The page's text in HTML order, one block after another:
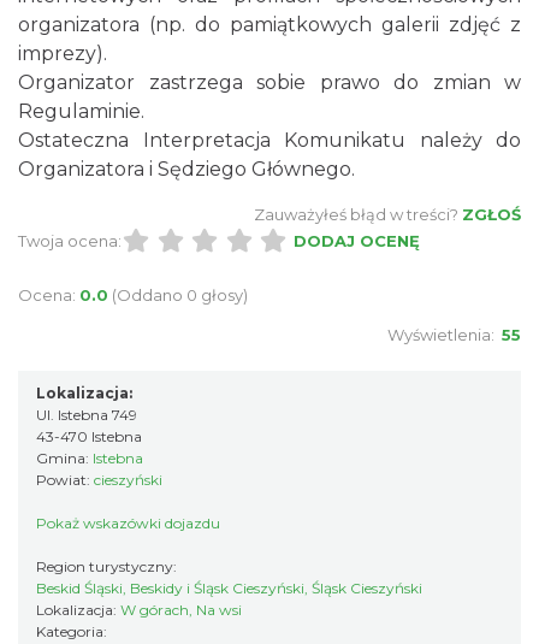
Koniaków
4.18 km
Ustanowienie Sanktuarium Matki Bożej
Frydeckiej
Jaworzynka
5.50 km
organizatora (np. do pamiątkowych galerii zdjęć z
imprezy).
Organizator zastrzega sobie prawo do zmian w
Regulaminie.
Ostateczna Interpretacja Komunikatu należy do
Organizatora i Sędziego Głównego.
Zauważyłeś błąd w treści? ZGŁOŚ
Twoja ocena:
DODAJ OCENĘ
Ocena: 0.0 (Oddano 0 głosy)
Wyświetlenia: 55
Lokalizacja:
Ul. Istebna 749
43-470 Istebna
Gmina: Istebna
Powiat: cieszyński
Pokaż wskazówki dojazdu
Region turystyczny:
Beskid Śląski, Beskidy i Śląsk Cieszyński, Śląsk Cieszyński
Lokalizacja: W górach, Na wsi
Kategoria: